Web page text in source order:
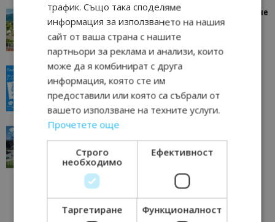
“Пощенска картичка от…”: Петрич – Изживяване
отвъд очакваното
Петрич 11/07/2026 11:22
“Пощенска картичка от…”: Пловдив, градът на
всички времена
Пловдив 23/06/2026 10:00
“Пощенска картичка от…”: Перник – град на
традициите, културата и вдъхновяващите...
Перник 17/06/2026 09:01
трафик. Също така споделяме
информация за използването на нашия
сайт от ваша страна с нашите
партньори за реклама и анализи, които
може да я комбинират с друга
информация, която сте им
предоставили или която са събрали от
вашето използване на техните услуги.
Прочетете още
Строго
необходимо
Ефективност
Таргетиране Функционалност